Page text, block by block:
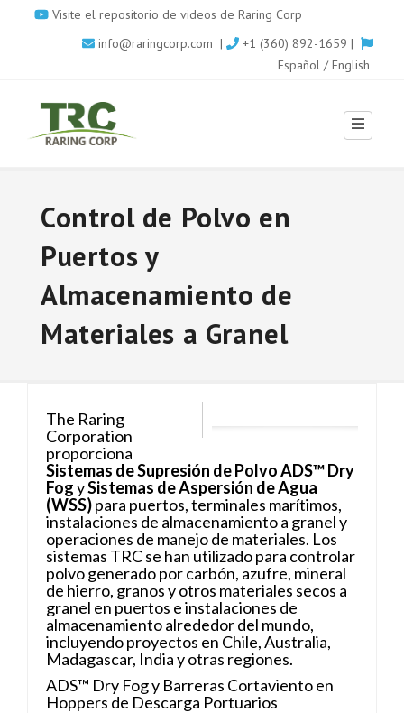
Visite el repositorio de videos de Raring Corp
info@raringcorp.com |
+1 (360) 892-1659 |
Español / English
Control de Polvo en
Puertos y
Almacenamiento de
Materiales a Granel
The Raring
Corporation
proporciona
Sistemas de Supresión de Polvo ADS™ Dry
FogySistemas de Aspersión de Agua
(WSS)para puertos, terminales marítimos,
instalaciones de almacenamiento a granel y
operaciones de manejo de materiales. Los
sistemas TRC se han utilizado para controlar
polvo generado por carbón, azufre, mineral
de hierro, granos y otros materiales secos a
granel en puertos e instalaciones de
almacenamiento alrededor del mundo,
incluyendo proyectos en Chile, Australia,
Madagascar, India y otras regiones.
ADS™ Dry Fog y Barreras Cortaviento en
Hoppers de Descarga Portuarios